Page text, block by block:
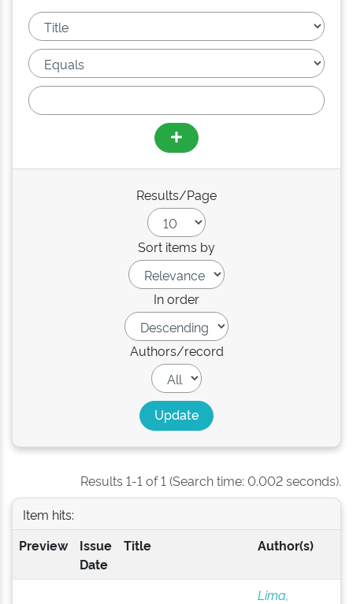
Results/Page
Sort items by
In order
Authors/record
Results 1-1 of 1 (Search time: 0.002 seconds).
Item hits:
Preview
Issue
Date
Title Author(s)
Lima,